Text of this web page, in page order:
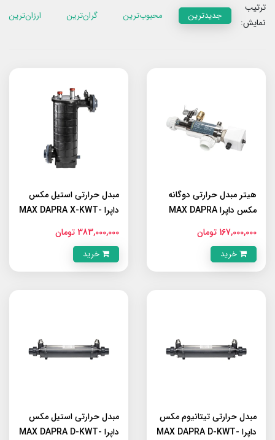
ترتیب
نمایش:
جدیدترین محبوب‌ترین گران‌ترین ارزان‌ترین
هیتر مبدل حرارتی دوگانه
مکس داپرا MAX DAPRA
E5WX-230V
167,000,000 تومان
خرید
مبدل حرارتی استیل مکس
داپرا MAX DAPRA X-KWT-
AISI 161
383,000,000 تومان
خرید
مبدل حرارتی تیتانیوم مکس
داپرا MAX DAPRA D-KWT-
مبدل حرارتی استیل مکس
داپرا MAX DAPRA D-KWT-